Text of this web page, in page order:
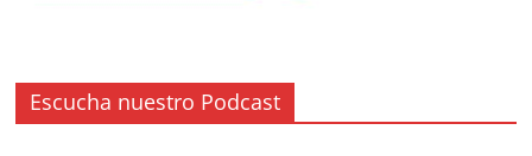
Escucha nuestro Podcast